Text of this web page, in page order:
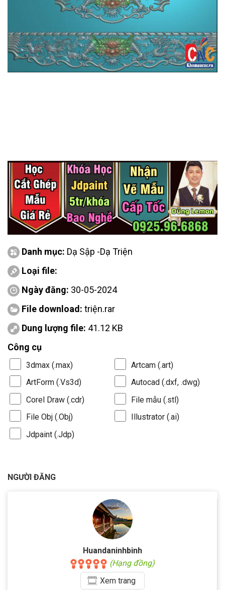
Danh mục: Dạ Sập -Dạ Triện
Loại file:
Ngày đăng: 30-05-2024
File download: triện.rar
Dung lượng file: 41.12 KB
Công cụ
3dmax (.max)
Artcam (.art)
ArtForm (.Vs3d)
Autocad (.dxf, .dwg)
Corel Draw (.cdr)
File mẫu (.stl)
File Obj (.Obj)
Illustrator (.ai)
Jdpaint (.Jdp)
NGƯỜI ĐĂNG
Huandaninhbinh
(Hạng đồng)
Xemtrang